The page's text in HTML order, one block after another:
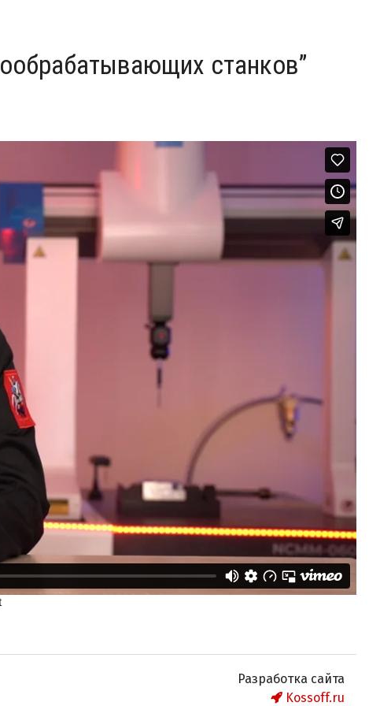
станков”
Разработка сайта
Kossoff.ru